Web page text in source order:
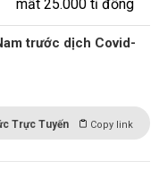
trước dịch Covid-
Trực Tuyến Copy link